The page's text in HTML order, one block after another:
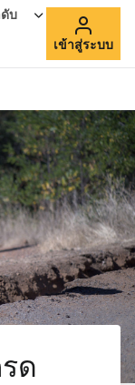
บ
เข้าสู่ระบบ
ด